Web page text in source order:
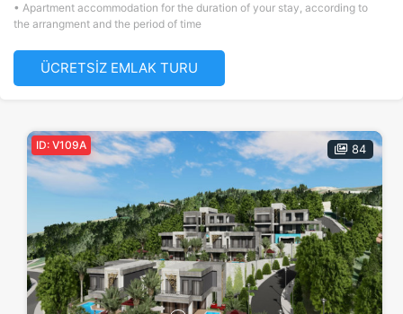
• Apartment accommodation for the duration of your stay, according to
the arrangment and the period of time
ÜCRETSİZ EMLAK TURU
84
ID: V109A